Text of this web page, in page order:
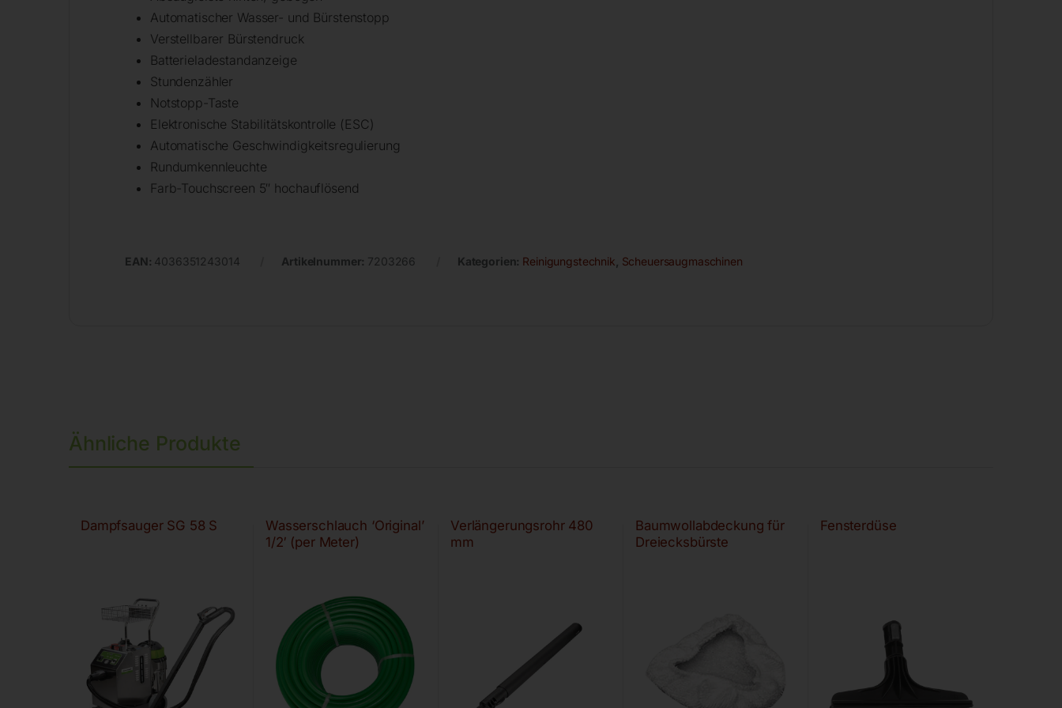
Automatischer Wasser- und Bürstenstopp
Verstellbarer Bürstendruck
Batterieladestandanzeige
Stundenzähler
Notstopp-Taste
Elektronische Stabilitätskontrolle (ESC)
Automatische Geschwindigkeitsregulierung
Rundumkennleuchte
Farb-Touchscreen 5″ hochauflösend
EAN: 4036351243014 Artikelnummer: 7203266 Kategorien: Reinigungstechnik Scheuersaugmaschinen
Ähnliche Produkte
Dampfsauger SG 58 S
Wasserschlauch ‘Original’
1/2′ (per Meter)
Verlängerungsrohr 480
mm
Baumwollabdeckung für
Dreiecksbürste
Fensterdüse